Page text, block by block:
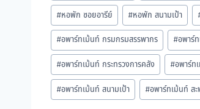
#หอพัก ซอยอารีย์ #หอพัก สนามเป้า
#อพาร์ทเม้นท์ กรมกรมสรรพากร #อพาร์
#อพาร์ทเม้นท์ กระทรวงการคลัง #อพาร์ท
#อพาร์ทเม้นท์ สนามเป้า #อพาร์ทเม้นท์ ส